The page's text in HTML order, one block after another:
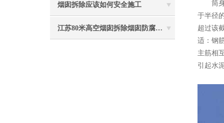
烟囱拆除应该如何安全施工
江苏80米高空烟囱拆除烟囱防腐工程施工安全注意事项
筒身
于半径
超过该
适：钢
主筋相
引起水